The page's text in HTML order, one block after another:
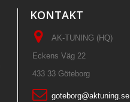
KONTAKT
AK-TUNING (HQ)
Eckens Väg 22
433 33 Göteborg
goteborg@aktuning.se